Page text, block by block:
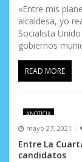
«Entre mis
alcaldesa, yo
Socialista
gobiernos
READ MORE
#NOTICIA
mayo 27, 2021
Entre La
candidatos